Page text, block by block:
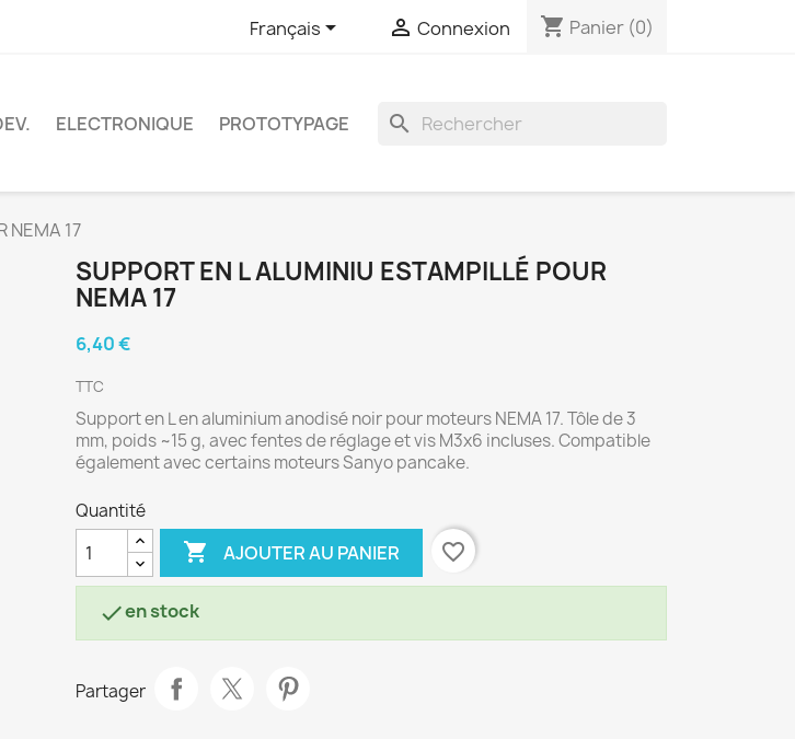
Français  Connexion shopping_cart Panier (0)
ELECTRONIQUE PROTOTYPAGE search
NEMA 17
SUPPORT EN L ALUMINIU ESTAMPILLÉ POUR
NEMA 17
6,40 €
TTC
Support en L en aluminium anodisé noir pour moteurs NEMA 17. Tôle de 3
mm, poids ~15 g, avec fentes de réglage et vis M3x6 incluses. Compatible
également avec certains moteurs Sanyo pancake.
Quantité
 AJOUTER AU PANIER favorite_border
en stock
Partager